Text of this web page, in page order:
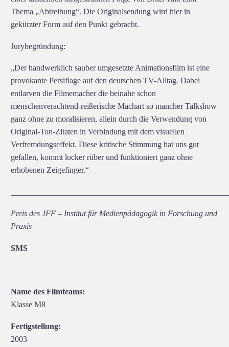
Thema „Abtreibung“. Die Originalsendung wird hier in
gekürzter Form auf den Punkt gebracht.
Jurybegründung:
„Der handwerklich sauber umgesetzte Animationsfilm ist eine
provokante Persiflage auf den deutschen TV-Alltag. Dabei
entlarven die Filmemacher die beinahe schon
menschenverachtend-reißerische Machart so mancher Talkshow
ganz ohne zu moralisieren, allein durch die Verwendung von
Original-Ton-Zitaten in Verbindung mit dem visuellen
Verfremdungseffekt. Diese kritische Stimmung hat uns gut
gefallen, kommt locker rüber und funktioniert ganz ohne
erhobenen Zeigefinger.“
Preis des JFF – Institut für Medienpädagogik in Forschung und
Praxis
SMS
Name des Filmteams:
Klasse M8
Fertigstellung:
2003